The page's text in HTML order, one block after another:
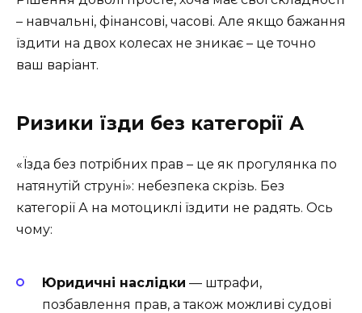
– навчальні, фінансові, часові. Але якщо бажання
їздити на двох колесах не зникає – це точно
ваш варіант.
Ризики їзди без категорії А
«Їзда без потрібних прав – це як прогулянка по
натянутій струні»: небезпека скрізь. Без
категорії А на мотоциклі їздити не радять. Ось
чому:
Юридичні наслідки — штрафи,
позбавлення прав, а також можливі судові